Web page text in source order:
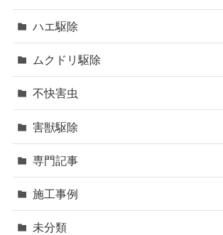
ハエ駆除
ムクドリ駆除
不快害虫
害獣駆除
専門記事
施工事例
未分類